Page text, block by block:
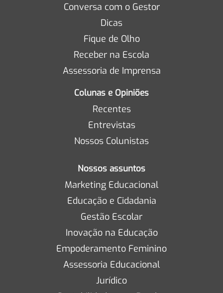
Conversa com o Gestor
Dicas
Fique de Olho
Receber na Escola
Assessoria de Imprensa
Colunas e Opiniões
Recentes
Entrevistas
Nossos Colunistas
Nossos assuntos
Marketing Educacional
Educação e Cidadania
Gestão Escolar
Inovação na Educação
Empoderamento Feminino
Assessoria Educacional
Jurídico